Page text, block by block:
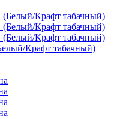
Крафт табачный)